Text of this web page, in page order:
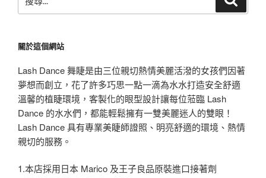
尋
字:
關於這個網站
Lash Dance 舞睫是由三位親切熱情美麗活潑的女孩們因著
夢想而創立，花了許多巧思一點一滴為水水打造安全舒適
溫馨的植睫環境，客製化的眼型設計讓每位蒞臨 Lash
Dance 的水水們，都能輕鬆擁有一雙美麗迷人的雙眼！
Lash Dance 具有專業美睫師證照、明亮舒適的環境、熱情
親切的服務。
1.本店採用日本 Marico 及王子良品原裝進口接著劑